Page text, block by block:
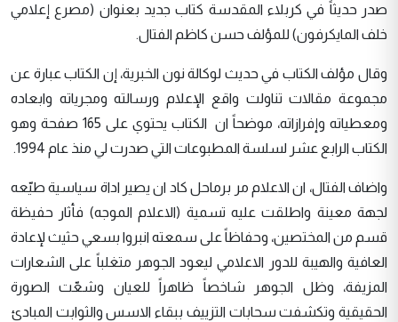
صدر حديثاً في كربلاء المقدسة كتاب جديد بعنوان (مصرع إعلامي
خلف المايكرفون) للمؤلف حسن كاظم الفتال.
وقال مؤلف الكتاب في حديث لوكالة نون الخبرية، إن الكتاب عبارة عن
مجموعة مقالات تناولت واقع الإعلام ورسالته ومجرياته وابعاده
ومعطياته وإفرازاته، موضحاً ان الكتاب يحتوي على 165 صفحة وهو
الكتاب الرابع عشر لسلسة المطبوعات التي صدرت لي منذ عام 1994.
واضاف الفتال، ان الاعلام مر برماحل كاد ان يصير اداة سياسية طيّعه
لجهة معينة واطلقت عليه تسمية (الاعلام الموجه) فأثار حفيظة
قسم من المختصين، وحفاظاً على سمعته انبروا بسعي حثيث لإعادة
العافية والهيبة للدور الاعلامي ليعود الجوهر متغلباً على الشعارات
المزيفة، وظل الجوهر شاخصاً ظاهراً للعيان وشعّت الصورة
الحقيقية وتكشفت سحابات التزييف ببقاء الاسس والثوابت المبادئ